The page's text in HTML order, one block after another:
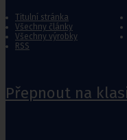
Titulní stránka
Všechny články
Všechny výrobky
RSS
Přepnout na